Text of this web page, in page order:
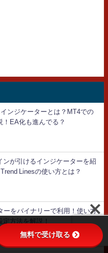
ンジケーターとは？MT4での
！EA化も進んでる？
ンが引けるインジケーターを紹
Linesの使い方とは？
ーをバイナリーで利用！使い方
方法を解説！
無料で受け取る